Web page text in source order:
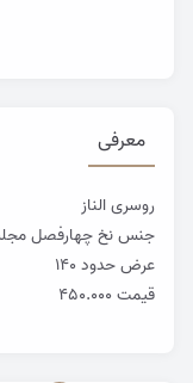
معرفی
روسری الناز
جنس نخ چهارفصل
عرض حدود ۱۴۰
قیمت ۴۵۰.۰۰۰